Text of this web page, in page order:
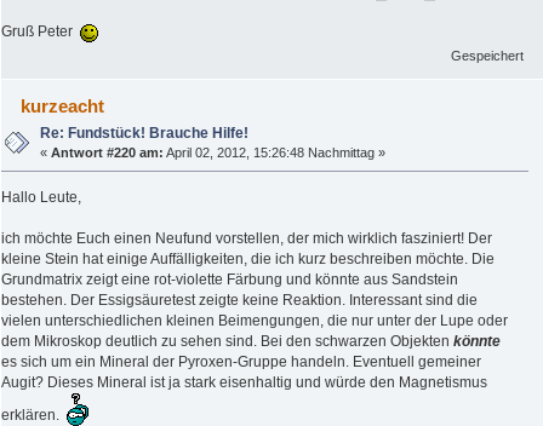
Gruß Peter
Gespeichert
kurzeacht
Re: Fundstück! Brauche Hilfe!
«Antwort #220 am: April 02, 2012, 15:26:48 Nachmittag »
Hallo Leute,
ich möchte Euch einen Neufund vorstellen, der mich wirklich fasziniert! Der
kleine Stein hat einige Auffälligkeiten, die ich kurz beschreiben möchte. Die
Grundmatrix zeigt eine rot-violette Färbung und könnte aus Sandstein
bestehen. Der Essigsäuretest zeigte keine Reaktion. Interessant sind die
vielen unterschiedlichen kleinen Beimengungen, die nur unter der Lupe oder
dem Mikroskop deutlich zu sehen sind. Bei den schwarzen Objekten könnte
es sich um ein Mineral der Pyroxen-Gruppe handeln. Eventuell gemeiner
Augit? Dieses Mineral ist ja stark eisenhaltig und würde den Magnetismus
erklären.